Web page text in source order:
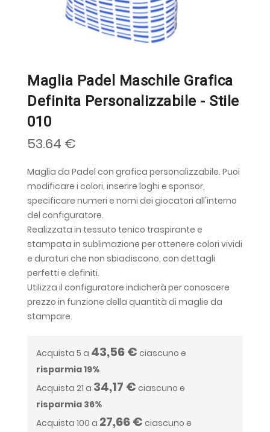
Maglia Padel Maschile Grafica
Definita Personalizzabile - Stile
010
53.64 €
Maglia da Padel con grafica personalizzabile. Puoi
modificare i colori, inserire loghi e sponsor,
specificare numeri e nomi dei giocatori all'interno
del configuratore.
Realizzata in tessuto tenico traspirante e
stampata in sublimazione per ottenere colori vividi
e duraturi che non sbiadiscono, con dettagli
perfetti e definiti.
Utilizza il configuratore indicherà per conoscere
prezzo in funzione della quantità di maglie da
stampare.
Acquista 5 a 43,56 € ciascuno e
risparmia19%
Acquista 21 a 34,17 € ciascuno e
risparmia 36%
Acquista 100 a 27,66 € ciascuno e